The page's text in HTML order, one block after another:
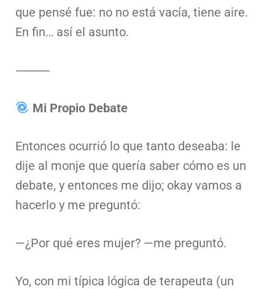
que pensé fue: no no está vacía, tiene aire.
En fin… así el asunto.
⸻
Mi Propio Debate
Entonces ocurrió lo que tanto deseaba: le
dije al monje que quería saber cómo es un
debate, y entonces me dijo; okay vamos a
hacerlo y me preguntó:
—¿Por qué eres mujer? —me preguntó.
Yo, con mi típica lógica de terapeuta (un